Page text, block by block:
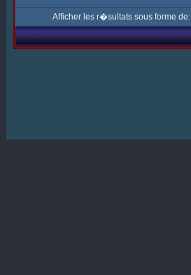
Afficher les r�sultats sous forme de: